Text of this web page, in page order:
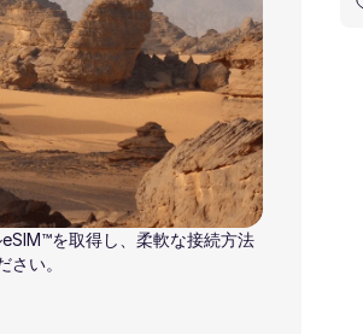
を取得し、柔軟な接続方法
い。